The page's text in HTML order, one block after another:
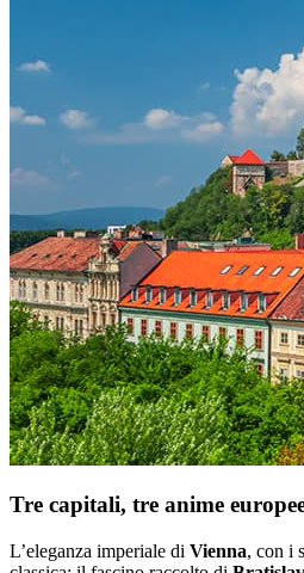
Tre capitali, tre anime
L’eleganza imperiale di Vienna, con i